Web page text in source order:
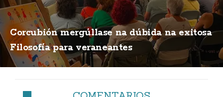
Corcubión mergúllase na dúbida na exitosa
Filosofía para veraneantes